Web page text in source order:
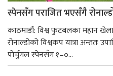
स्पेनसँग पराजित भएसँगै
काठमाडौं: विश्व फुटबलका महान
रोनाल्डोको विश्वकप यात्रा अन्ततः
पोर्चुगल स्पेनसँग १–०...